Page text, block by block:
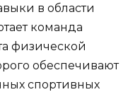
в области
команда
физической
обеспечивают
спортивных